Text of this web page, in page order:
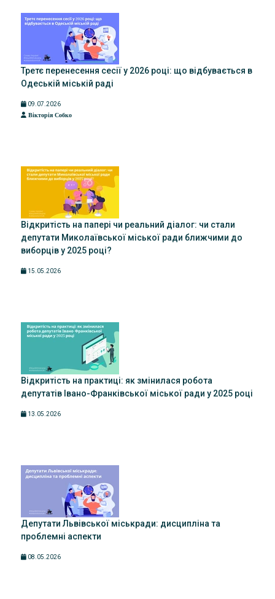
Третє перенесення сесії у 2026 році: що відбувається в
Одеській міській раді
09.07.2026
Вікторія Собко
Відкритість на папері чи реальний діалог: чи стали
депутати Миколаївської міської ради ближчими до
виборців у 2025 році?
15.05.2026
Відкритість на практиці: як змінилася робота
депутатів Івано-Франківської міської ради у 2025 році
13.05.2026
Депутати Львівської міськради: дисципліна та
проблемні аспекти
08.05.2026